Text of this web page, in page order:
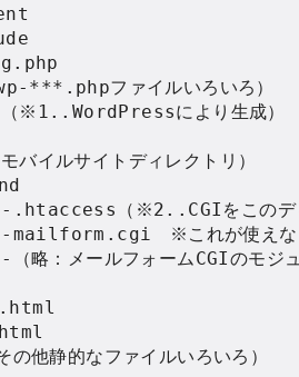
***.phpファイルいろいろ）
により生成）
イルサイトディレクトリ）
（※2..CGIをこのディレ
　※これが使えな
：メールフォームCGIのモジュ